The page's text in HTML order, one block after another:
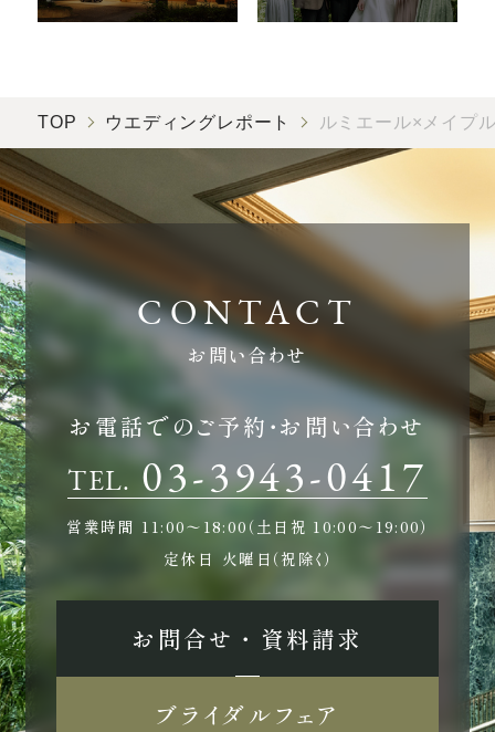
TOP ウエディングレポート ルミエール×メイプ
お問い合わせ
お電話でのご予約・お問い合わせ
TEL. 03-3943-0417
営業時間 11:00〜18:00（土日祝 10:00〜19:00）
定休日 火曜日（祝除く）
お問合せ ・ 資料請求
ブライダルフェア